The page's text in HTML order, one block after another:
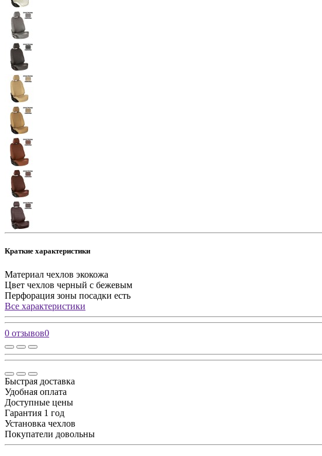
Краткие характеристики
Материал чехлов экокожа
Цвет чехлов черный с бежевым
Перфорация зоны посадки есть
Все характеристики
0 отзывов0
Быстрая доставка
Удобная оплата
Доступные цены
Гарантия 1 год
Установка чехлов
Покупатели довольны